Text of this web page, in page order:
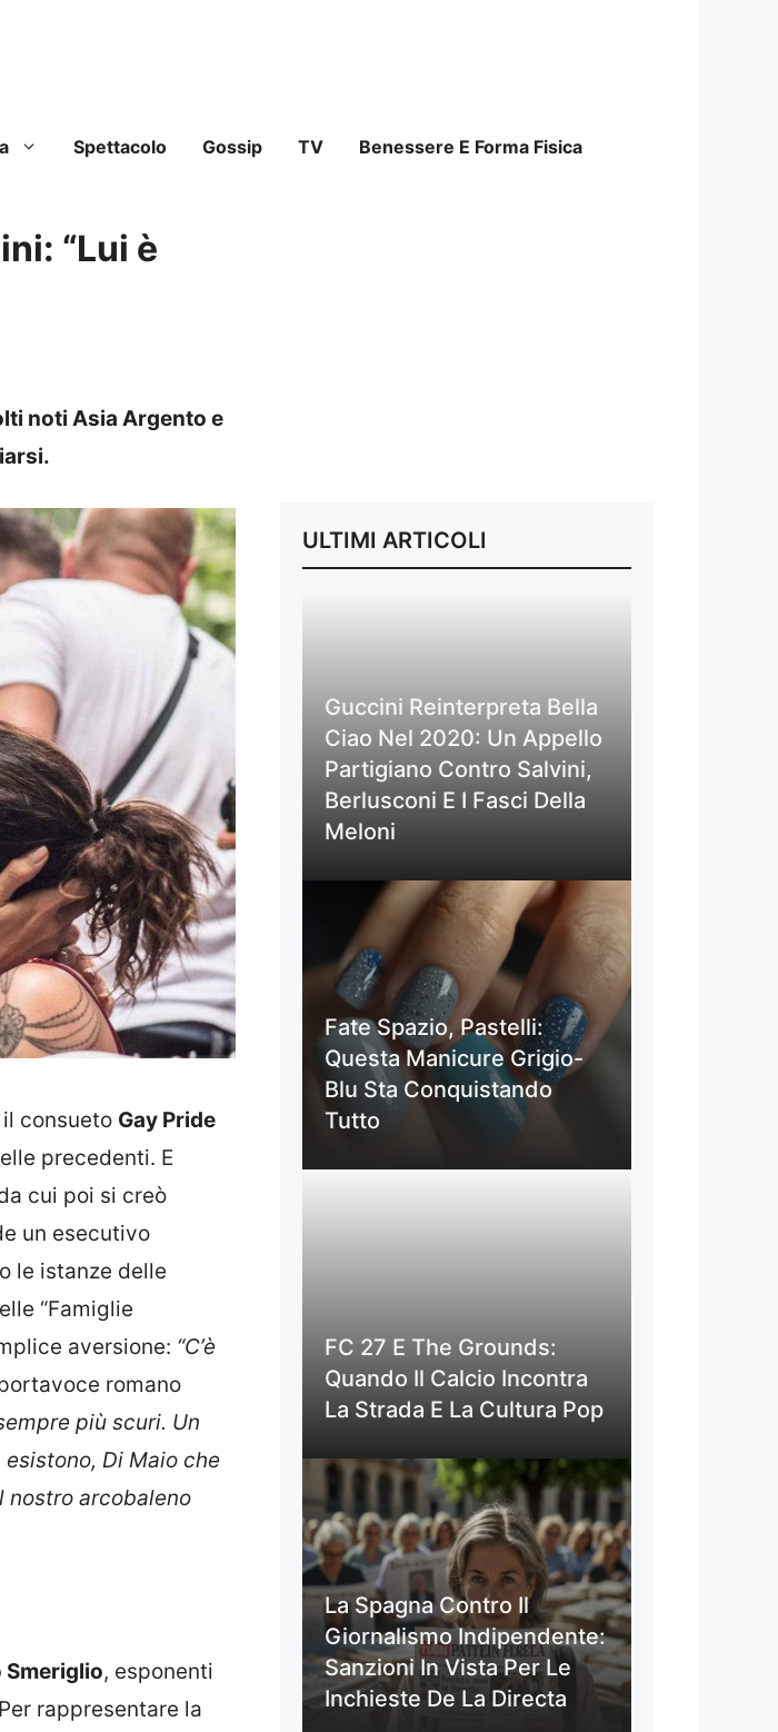
Spettacolo Gossip TV Benessere E Forma Fisica
“Lui è
noti Asia Argento e
consueto Gay Pride
precedenti. E
cui poi si creò
un esecutivo
le istanze delle
“Famiglie
aversione: “C’è
romano
più scuri. Un
Di Maio che
nostro arcobaleno
Smeriglio, esponenti
rappresentare la
ULTIMI ARTICOLI
Guccini Reinterpreta Bella
Ciao Nel 2020: Un Appello
Partigiano Contro Salvini,
Berlusconi E I Fasci Della
Meloni
Fate Spazio, Pastelli:
Questa Manicure Grigio-
Blu Sta Conquistando
Tutto
FC 27 E The Grounds:
Quando Il Calcio Incontra
La Strada E La Cultura Pop
La Spagna Contro Il
Giornalismo Indipendente:
Sanzioni In Vista Per Le
Inchieste De La Directa